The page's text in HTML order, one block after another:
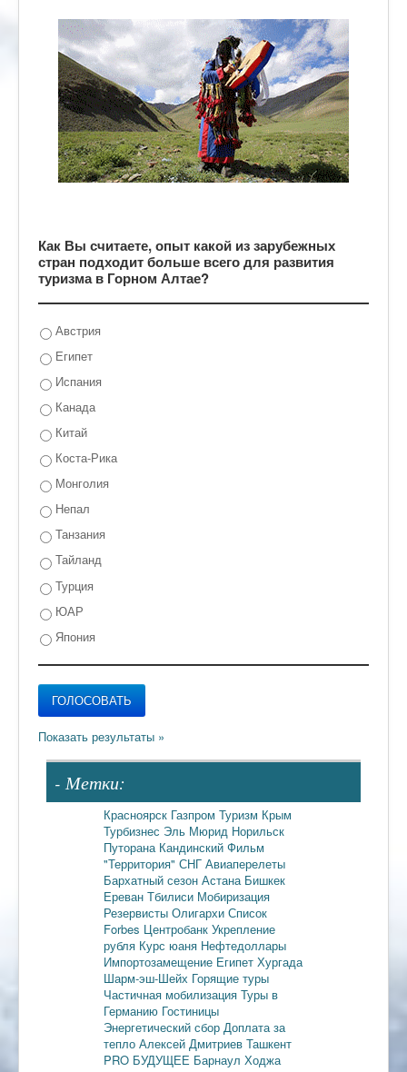
Как Вы считаете, опыт какой из зарубежных
стран подходит больше всего для развития
туризма в Горном Алтае?
Австрия
Египет
Испания
Канада
Китай
Коста-Рика
Монголия
Непал
Танзания
Тайланд
Турция
ЮАР
Япония
- Метки:
Красноярск Газпром Туризм Крым
Турбизнес Эль Мюрид Норильск
Путорана Кандинский Фильм
"Территория" СНГ Авиаперелеты
Бархатный сезон Астана Бишкек
Ереван Тбилиси Мобиризация
Резервисты Олигархи Список
Forbes Центробанк Укрепление
рубля Курс юаня Нефтедоллары
Импортозамещение Египет Хургада
Шарм-эш-Шейх Горящие туры
Частичная мобилизация Туры в
Германию Гостиницы
Энергетический сбор Доплата за
тепло Алексей Дмитриев Ташкент
PRO БУДУЩЕЕ Барнаул Ходжа